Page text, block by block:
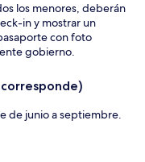
los menores, deberán
in y mostrar un
con foto
gobierno.
de junio a septiembre.